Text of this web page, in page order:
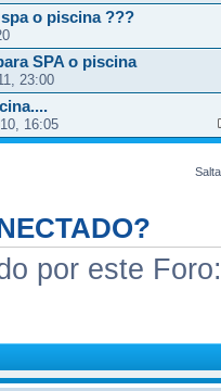
o piscina ???
SPA o piscina
23:00
16:05
por este